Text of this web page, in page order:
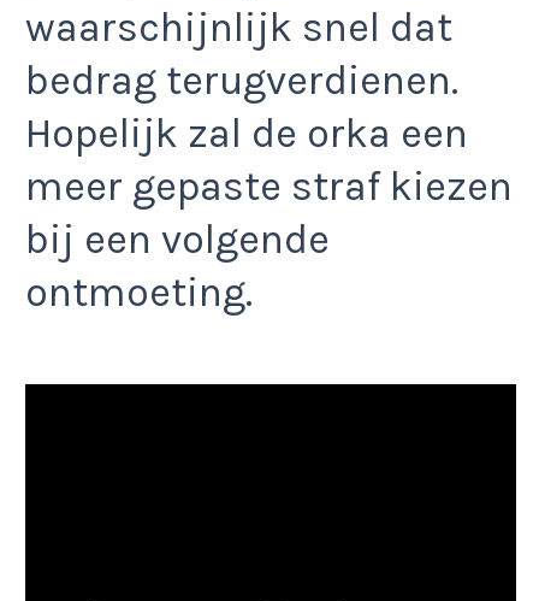
waarschijnlijk snel dat
bedrag terugverdienen.
Hopelijk zal de orka een
meer gepaste straf kiezen
bij een volgende
ontmoeting.